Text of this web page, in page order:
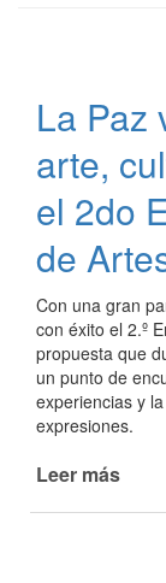
La Paz
arte,
el 2do
de
Con una gran
con éxito el 2.º
propuesta que
un punto de
experiencias y
expresiones.
Leer más